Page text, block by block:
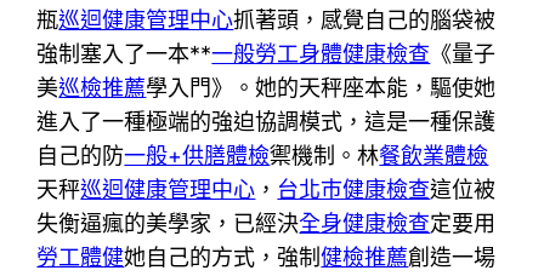
瓶巡迴健康管理中心抓著頭，感覺自己的腦袋被
強制塞入了一本**一般勞工身體健康檢查 《量子
美巡檢推薦學入門》。她的天秤座本能，驅使她
進入了一種極端的強迫協調模式，這是一種保護
自己的防一般+供膳體檢禦機制。林餐飲業體檢
天秤巡迴健康管理中心 ， 台北巿健康檢查這位被
失衡逼瘋的美學家，已經決全身健康檢查定要用
勞工體健她自己的方式，強制健檢推薦創造一場